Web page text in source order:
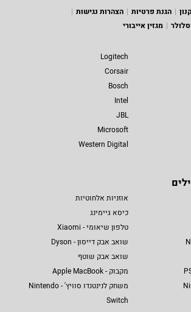
הגנת פרטיות
הצהרות נגישות
מגזין אייבורי
Logitech
Corsair
Bosch
Intel
JBL
Microsoft
Western Digital
אוזניות אלחוטיות
כיסא גיימינג
טלפון שיאומי - Xiaomi
שואב אבק דייסון - Dyson
שואב אבק שוטף
מקבוק - Apple MacBook
משחק לנינטנדו סוויץ' - Nintendo
Switch